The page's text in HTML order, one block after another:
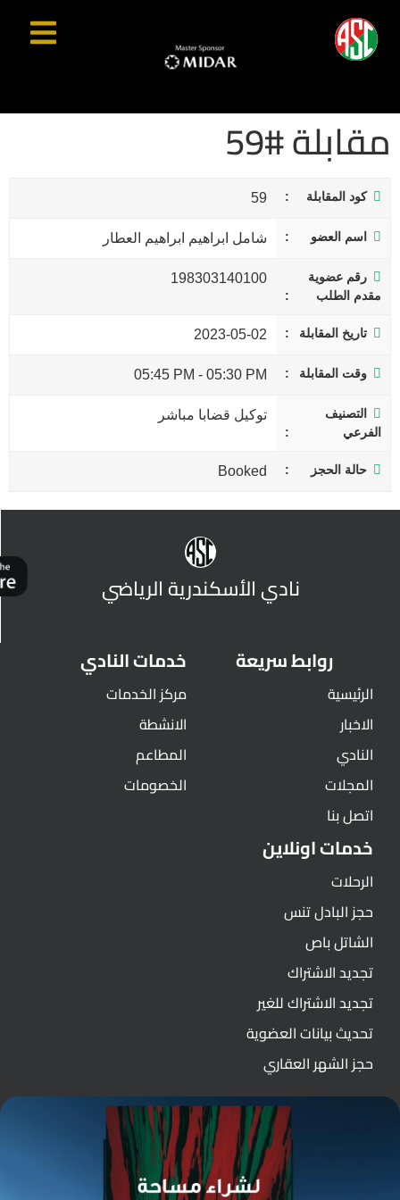
مقابلة #59
كود المقابلة 59
اسم العضو شامل ابراهيم ابراهيم العطار
رقم عضوية
مقدم الطلب
198303140100
تاريخ المقابلة 2023-05-02
وقت المقابلة 05:30 PM
-
05:45 PM
التصنيف
الفرعي
توكيل قضابا مباشر
حالة الحجز Booked
نادي الأسكندرية الرياضي
روابط سريعة
الرئيسية
الاخبار
النادي
المجلات
اتصل بنا
خدمات النادي
مركز الخدمات
الانشطة
المطاعم
الخصومات
خدمات اونلاين
الرحلات
حجز البادل تنس
الشاتل باص
تجديد الاشتراك
تجديد الاشتراك للغير
تحديث بيانات العضوية
حجز الشهر العقاري